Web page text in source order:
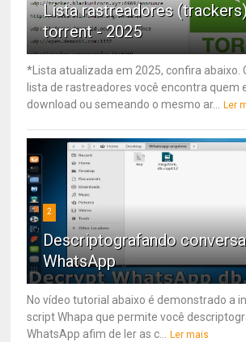
Lista rastreadores
torrent - 2025
*Lista atualizada em 2025, confira abaixo.
lista de rastreadores você encontra quem
download ou semeando o mesmo ar... Ler
2
Descriptografando
WhatsApp
No vídeo tutorial abaixo é demonstrado a
script Whapa que permite você
WhatsApp afim de ler as c... Ler mais